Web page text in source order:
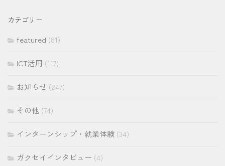
イ
カテゴリー
featured (81)
ICT活用 (117)
お知らせ (247)
その他 (74)
インターンシップ・就業体験 (34)
ガクセイインタビュー (4)